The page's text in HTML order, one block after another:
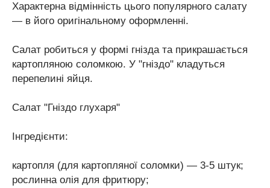
Характерна відмінність цього популярного салату
— в його оригінальному оформленні.
Салат робиться у формі гнізда та прикрашається
картопляною соломкою. У "гніздо" кладуться
перепелині яйця.
Салат "Гніздо глухаря"
Інгредієнти:
картопля (для картопляної соломки) — 3-5 штук;
рослинна олія для фритюру;